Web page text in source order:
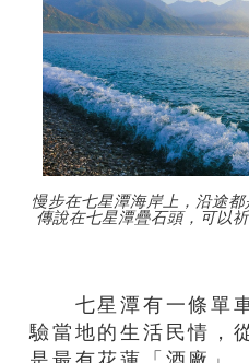
慢步在七星潭海岸上，沿途
傳說在七星潭疊石頭，可以
七星潭有一條單車
驗當地的生活民情，